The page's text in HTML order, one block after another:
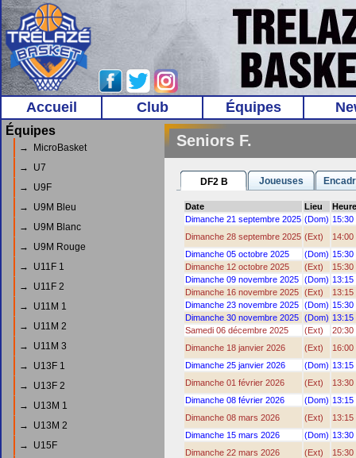
Accueil Club Équipes
Équipes
→ MicroBasket
→ U7
→ U9F
→ U9M Bleu
→ U9M Blanc
→ U9M Rouge
→ U11F 1
→ U11F 2
→ U11M 1
→ U11M 2
→ U11M 3
→ U13F 1
→ U13F 2
→ U13M 1
→ U13M 2
→ U15F
Seniors F.
DF2 B Joueuses
Date Lieu
Heure
Dimanche 21 septembre 2025 (Dom) 15:30
Dimanche 28 septembre 2025 (Ext)
14:00
Dimanche 05 octobre 2025
(Dom) 15:30
Dimanche 12 octobre 2025
(Ext)
15:30
Dimanche 09 novembre 2025 (Dom) 13:15
Dimanche 16 novembre 2025 (Ext)
13:15
Dimanche 23 novembre 2025 (Dom) 15:30
Dimanche 30 novembre 2025 (Dom) 13:15
Samedi 06 décembre 2025
(Ext)
20:30
Dimanche 18 janvier 2026
(Ext)
16:00
Dimanche 25 janvier 2026
(Dom) 13:15
Dimanche 01 février 2026
(Ext)
13:30
Dimanche 08 février 2026
(Dom) 13:15
Dimanche 08 mars 2026
(Ext)
13:15
Dimanche 15 mars 2026
(Dom) 13:30
Dimanche 22 mars 2026
(Ext) 15:30